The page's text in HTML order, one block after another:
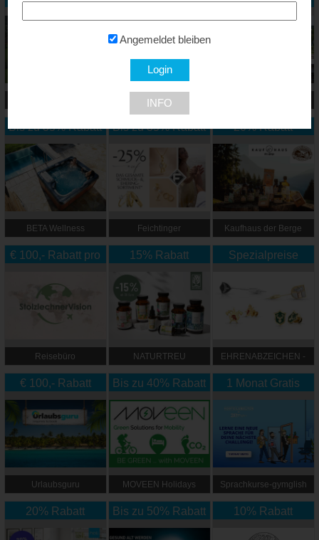
Hotel Matschner
Bis zu 35% Rabatt
BETA Wellness
Bis zu 35% Rabatt
Feichtinger
Zentrale
20% Rabatt
Kaufhaus der Berge
€ 100,- Rabatt pro
Reisebüro
15% Rabatt
NATURTREU
Spezialpreise
EHRENABZEICHEN -
€ 100,- Rabatt
Urlaubsguru
Bis zu 40% Rabatt
+ 5% Rabatt Extra
MOVEEN Holidays
1 Monat Gratis
Sprachkurse-gymglish
20% Rabatt Bis zu 50% Rabatt 10% Rabatt
Angemeldet bleiben
INFO